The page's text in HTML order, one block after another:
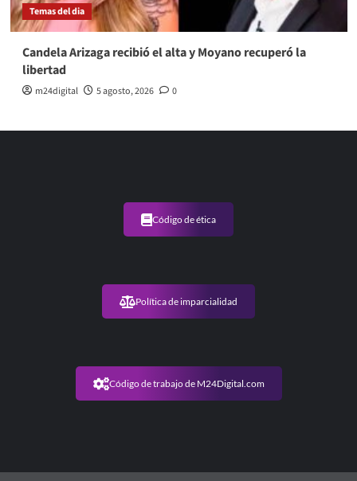
Temas del dia
Candela Arizaga recibió el alta y Moyano recuperó la
libertad
m24digital 5 agosto, 2026 0
Código de ética
Política de imparcialidad
Código de trabajo de M24Digital.com